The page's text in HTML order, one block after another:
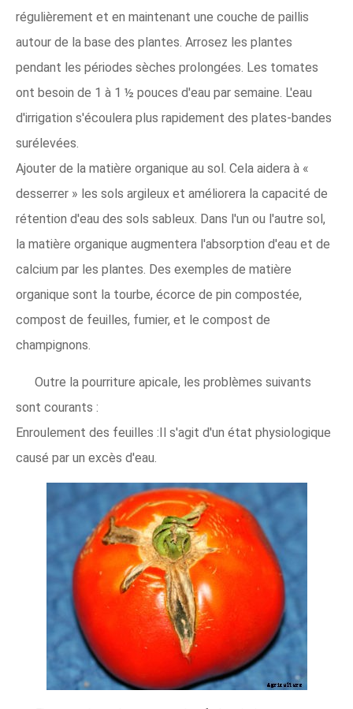
régulièrement et en maintenant une couche de paillis
autour de la base des plantes. Arrosez les plantes
pendant les périodes sèches prolongées. Les tomates
ont besoin de 1 à 1 ½ pouces d'eau par semaine. L'eau
d'irrigation s'écoulera plus rapidement des plates-bandes
surélevées.
Ajouter de la matière organique au sol. Cela aidera à «
desserrer » les sols argileux et améliorera la capacité de
rétention d'eau des sols sableux. Dans l'un ou l'autre sol,
la matière organique augmentera l'absorption d'eau et de
calcium par les plantes. Des exemples de matière
organique sont la tourbe, écorce de pin compostée,
compost de feuilles, fumier, et le compost de
champignons.
Outre la pourriture apicale, les problèmes suivants
sont courants :
Enroulement des feuilles :Il s'agit d'un état physiologique
causé par un excès d'eau.